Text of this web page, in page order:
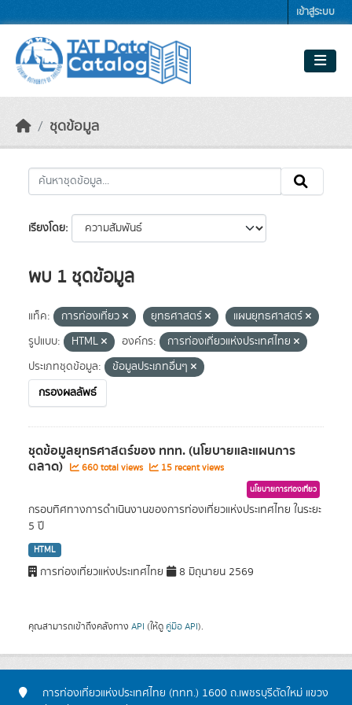
เข้าสู่ระบบ
ชุดข้อมูล
เรียงโดย
พบ 1 ชุดข้อมูล
แท็ค: การท่องเที่ยว ยุทธศาสตร์
แผนยุทธศาสตร์
รูปแบบ:
HTML องค์กร:
การท่องเที่ยวแห่งประเทศไทย
ประเภทชุดข้อมูล:
ข้อมูลประเภทอื่นๆ
กรองผลลัพธ์
ชุดข้อมูลยุทธศาสตร์ของ ททท. (นโยบายและแผนการ
ตลาด) 660 total views 15 recent views
นโยบายการท่องเที่ยว
กรอบทิศทางการดำเนินงานของการท่องเที่ยวแห่งประเทศไทย ในระยะ
5 ปี
HTML
การท่องเที่ยวแห่งประเทศไทย 8 มิถุนายน 2569
คุณสามารถเข้าถึงคลังทาง API (ให้ดู คู่มือ API).
การท่องเที่ยวแห่งประเทศไทย (ททท.) 1600 ถ.เพชรบุรีตัดใหม่ แขวง